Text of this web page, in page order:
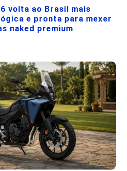
volta ao Brasil mais
e pronta para mexer
naked premium